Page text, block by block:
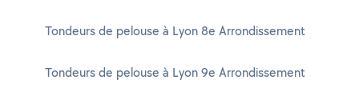
Tondeurs de pelouse à Lyon 8e Arrondissement
Tondeurs de pelouse à Lyon 9e Arrondissement